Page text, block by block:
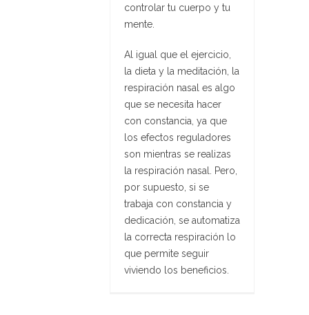
controlar tu cuerpo y tu
mente.
Al igual que el ejercicio,
la dieta y la meditación, la
respiración nasal es algo
que se necesita hacer
con constancia, ya que
los efectos reguladores
son mientras se realizas
la respiración nasal. Pero,
por supuesto, si se
trabaja con constancia y
dedicación, se automatiza
la correcta respiración lo
que permite seguir
viviendo los beneficios.